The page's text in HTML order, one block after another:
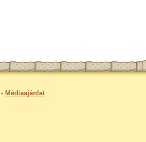
- Médiaajánlat